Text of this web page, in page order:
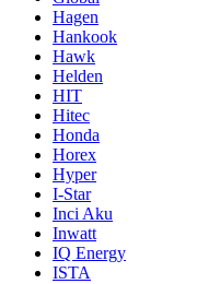
Hagen
Hankook
Hawk
Helden
HIT
Hitec
Honda
Horex
Hyper
I-Star
Inci Aku
Inwatt
IQ Energy
ISTA